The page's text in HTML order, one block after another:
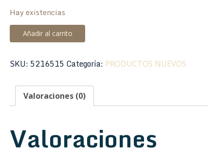
Hay existencias
Sordina
Trompeta
Wick
Cobre
Wah
cantidad
Añadir al carrito
SKU: 5216515 Categoría: PRODUCTOS NUEVOS
Valoraciones (0)
Valoraciones